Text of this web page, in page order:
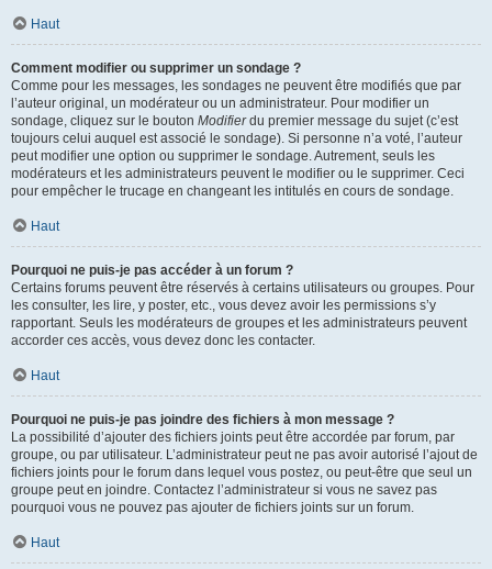
Haut
Comment modifier ou supprimer un sondage ?
Comme pour les messages, les sondages ne peuvent être modifiés que par
l’auteur original, un modérateur ou un administrateur. Pour modifier un
sondage, cliquez sur le bouton Modifierdu premier message du sujet (c’est
toujours celui auquel est associé le sondage). Si personne n’a voté, l’auteur
peut modifier une option ou supprimer le sondage. Autrement, seuls les
modérateurs et les administrateurs peuvent le modifier ou le supprimer. Ceci
pour empêcher le trucage en changeant les intitulés en cours de sondage.
Haut
Pourquoi ne puis-je pas accéder à un forum ?
Certains forums peuvent être réservés à certains utilisateurs ou groupes. Pour
les consulter, les lire, y poster, etc., vous devez avoir les permissions s’y
rapportant. Seuls les modérateurs de groupes et les administrateurs peuvent
accorder ces accès, vous devez donc les contacter.
Haut
Pourquoi ne puis-je pas joindre des fichiers à mon message ?
La possibilité d’ajouter des fichiers joints peut être accordée par forum, par
groupe, ou par utilisateur. L’administrateur peut ne pas avoir autorisé l’ajout de
fichiers joints pour le forum dans lequel vous postez, ou peut-être que seul un
groupe peut en joindre. Contactez l’administrateur si vous ne savez pas
pourquoi vous ne pouvez pas ajouter de fichiers joints sur un forum.
Haut